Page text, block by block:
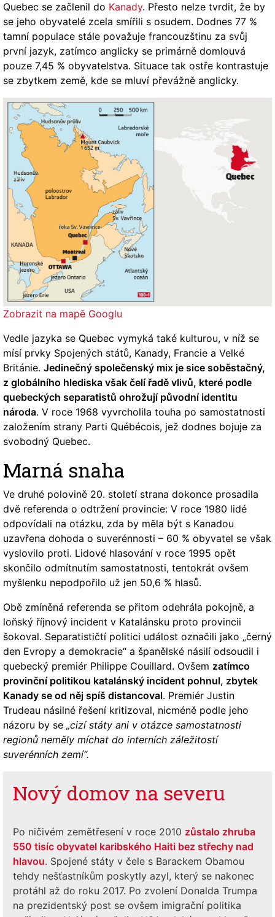
Quebec se začlenil do Kanady. Přesto nelze tvrdit, že by
se jeho obyvatelé zcela smířili s osudem. Dodnes 77 %
tamní populace stále považuje francouzštinu za svůj
první jazyk, zatímco anglicky se primárně domlouvá
pouze 7,45 % obyvatelstva. Situace tak ostře kontrastuje
se zbytkem země, kde se mluví převážně anglicky.
Zobrazit na mapě Googlu
Vedle jazyka se Quebec vymyká také kulturou, v níž se
mísí prvky Spojených států, Kanady, Francie a Velké
Británie. Jedinečný společenský mix je sice soběstačný,
z globálního hlediska však čelí řadě vlivů, které podle
quebeckých separatistů ohrožují původní identitu
národa. V roce 1968 vyvrcholila touha po samostatnosti
založením strany Parti Québécois, jež dodnes bojuje za
svobodný Quebec.
Marná snaha
Ve druhé polovině 20. století strana dokonce prosadila
dvě referenda o odtržení provincie: V roce 1980 lidé
odpovídali na otázku, zda by měla být s Kanadou
uzavřena dohoda o suverénnosti – 60 % obyvatel se však
vyslovilo proti. Lidové hlasování v roce 1995 opět
skončilo odmítnutím samostatnosti, tentokrát ovšem
myšlenku nepodpořilo už jen 50,6 % hlasů.
Obě zmíněná referenda se přitom odehrála pokojně, a
loňský říjnový incident v Katalánsku proto provincii
šokoval. Separatističtí politici událost označili jako „černý
den Evropy a demokracie“ a španělské násilí odsoudil i
quebecký premiér Philippe Couillard. Ovšem zatímco
provinční politikou katalánský incident pohnul, zbytek
Kanady se od něj spíš distancoval. Premiér Justin
Trudeau násilné řešení kritizoval, nicméně podle jeho
názoru by se „cizí státy ani v otázce samostatnosti
regionů neměly míchat do interních záležitostí
suverénních zemí“.
Nový domov na severu
Po ničivém zemětřesení v roce 2010 zůstalo zhruba
550 tisíc obyvatel karibského Haiti bez střechy nad
hlavou. Spojené státy v čele s Barackem Obamou
tehdy nešťastníkům poskytly azyl, který se nakonec
protáhl až do roku 2017. Po zvolení Donalda Trumpa
na prezidentský post se ovšem imigrační politika